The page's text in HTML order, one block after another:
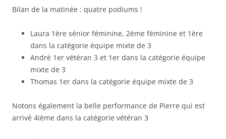
Bilan de la matinée : quatre podiums !
Laura 1ère sénior féminine, 2ème féminine et 1ère
dans la catégorie équipe mixte de 3
André 1er vétéran 3 et 1er dans la catégorie équipe
mixte de 3
Thomas 1er dans la catégorie équipe mixte de 3
Notons également la belle performance de Pierre qui est
arrivé 4ième dans la catégorie vétéran 3